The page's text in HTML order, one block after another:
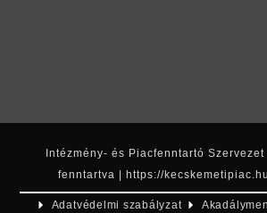
Intézmény- és Piacfenntartó
fenntartva | https://
Adatvédelmi szabályzat